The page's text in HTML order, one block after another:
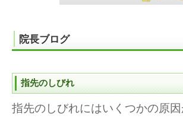
院長ブログ
指先のしびれ
指先のしびれにはいくつかの原因